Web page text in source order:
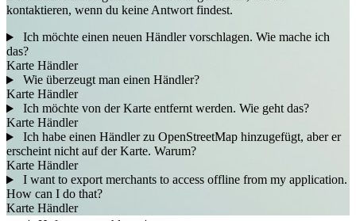
kontaktieren, wenn du keine Antwort findest.
Ich möchte einen neuen Händler vorschlagen. Wie mache ich
das?
Karte Händler
Wie überzeugt man einen Händler?
Karte Händler
Ich möchte von der Karte entfernt werden. Wie geht das?
Karte Händler
Ich habe einen Händler zu OpenStreetMap hinzugefügt, aber er
erscheint nicht auf der Karte. Warum?
Karte Händler
I want to export merchants to access offline from my application.
How can I do that?
Karte Händler